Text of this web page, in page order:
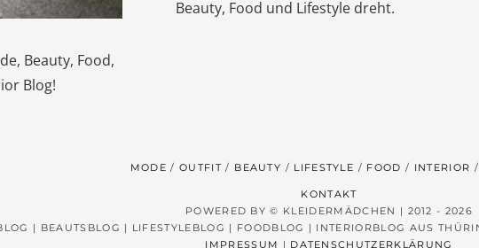
Beauty, Food,
Blog!
Beauty, Food und Lifestyle dreht.
MODE OUTFIT BEAUTY LIFESTYLE FOOD INTERIOR
KONTAKT
POWERED BY © KLEIDERMÄDCHEN | 2012 - 2026
| BEAUTSBLOG | LIFESTYLEBLOG | FOODBLOG | INTERIORBLOG AUS
IMPRESSUM | DATENSCHUTZERKLÄRUNG